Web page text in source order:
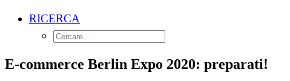
RICERCA
E-commerce Berlin Expo 2020: preparati!